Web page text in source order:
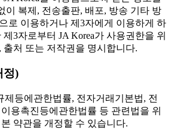
이 복제, 전송출판, 배포, 방송 기타 방
로 이용하거나 제3자에게 이용하게 하
3자로부터 JA Korea가 사용권한을 위
출처 또는 저작권을 명시합니다.
정)
제등에관한법률, 전자거래기본법, 전
용촉진등에관한법률 등 관련법을 위
약관을 개정할 수 있습니다.